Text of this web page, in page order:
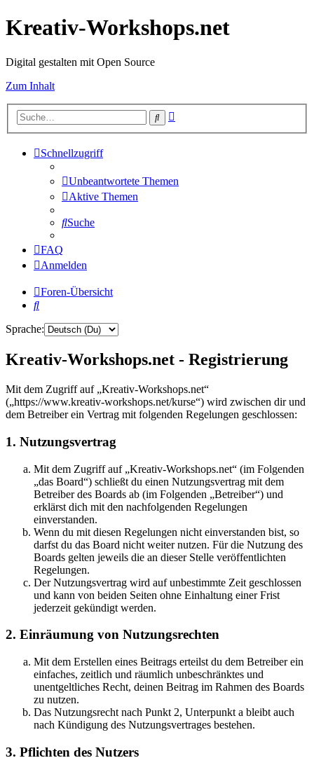
Kreativ-Workshops.net
Digital gestalten mit Open Source
Zum Inhalt
Suche
Schnellzugriff
Unbeantwortete Themen
Aktive Themen
Suche
FAQ
Anmelden
Foren-Übersicht
Suche
Sprache:
Kreativ-Workshops.net - Registrierung
Mit dem Zugriff auf „Kreativ-Workshops.net“
(„https://www.kreativ-workshops.net/kurse“) wird zwischen dir und
dem Betreiber ein Vertrag mit folgenden Regelungen geschlossen:
1. Nutzungsvertrag
Mit dem Zugriff auf „Kreativ-Workshops.net“ (im Folgenden
„das Board“) schließt du einen Nutzungsvertrag mit dem
Betreiber des Boards ab (im Folgenden „Betreiber“) und
erklärst dich mit den nachfolgenden Regelungen
einverstanden.
Wenn du mit diesen Regelungen nicht einverstanden bist, so
darfst du das Board nicht weiter nutzen. Für die Nutzung des
Boards gelten jeweils die an dieser Stelle veröffentlichten
Regelungen.
Der Nutzungsvertrag wird auf unbestimmte Zeit geschlossen
und kann von beiden Seiten ohne Einhaltung einer Frist
jederzeit gekündigt werden.
2. Einräumung von Nutzungsrechten
Mit dem Erstellen eines Beitrags erteilst du dem Betreiber ein
einfaches, zeitlich und räumlich unbeschränktes und
unentgeltliches Recht, deinen Beitrag im Rahmen des Boards
zu nutzen.
Das Nutzungsrecht nach Punkt 2, Unterpunkt a bleibt auch
nach Kündigung des Nutzungsvertrages bestehen.
3. Pflichten des Nutzers